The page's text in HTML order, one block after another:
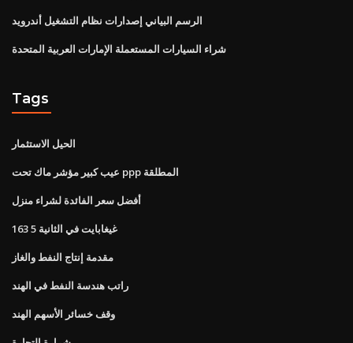
الرسم البياني إصدارات نظام التشغيل أندرويد
شراء السيارات المستعملة الإمارات العربية المتحدة
Tags
الحيل الاستثمار
عيب كبير مؤشر ماك تحت ppp المطلقة
أفضل سعر الفائدة لشراء منزل
163 5 غيغابايت في الثانية
مقدمة إنتاج النفط والغاز
راتب هندسة النفط في الهند
وقف خسائر الأسهم الهند